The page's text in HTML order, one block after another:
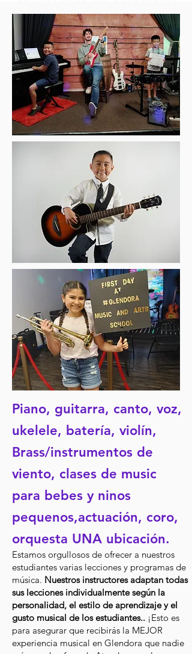
Piano, guitarra, canto, voz,
ukelele, batería, violín,
Brass/instrumentos de
viento, clases de music
para bebes y ninos
pequenos,actuación, coro,
orquesta UNA ubicación.
Estamos orgullosos de ofrecer a nuestros
estudiantes varias lecciones y programas de
música. Nuestros instructores adaptan todas
sus lecciones individualmente según la
personalidad, el estilo de aprendizaje y el
gusto musical de los estudiantes.. ¡Esto es
para asegurar que recibirás la MEJOR
experiencia musical en Glendora que nadie